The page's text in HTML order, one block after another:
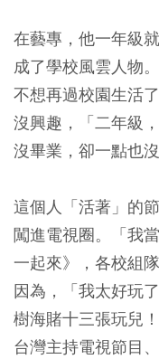
在藝專，他一年級
成了學校風雲人物
不想再過校園生活
沒興趣，「二年級
沒畢業，卻一點也沒
這個人「活著」的
闖進電視圈。「我
一起來》，各校組
因為，「我太好玩
樹海賭十三張玩兒
台灣主持電視節目